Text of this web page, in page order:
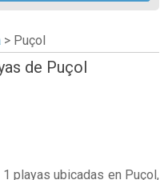
> Puçol
de Puçol
playas ubicadas en Puçol,